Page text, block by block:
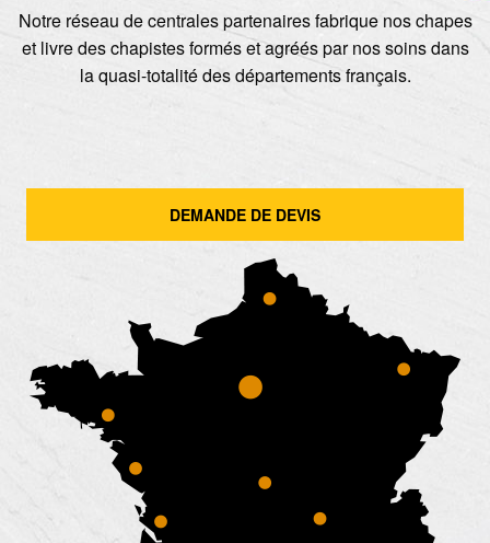
Notre réseau de centrales partenaires fabrique nos chapes
et livre des chapistes formés et agréés par nos soins dans
la quasi-totalité des départements français.
DEMANDE DE DEVIS